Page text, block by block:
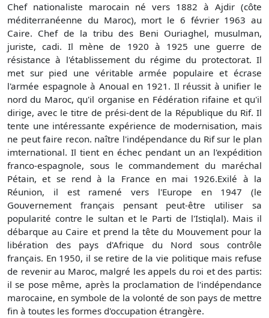
Chef nationaliste marocain né vers 1882 à Ajdir (côte
méditerranéenne du Maroc), mort le 6 février 1963 au
Caire. Chef de la tribu des Beni Ouriaghel, musulman,
juriste, cadi. Il mène de 1920 à 1925 une guerre de
résistance à l'établissement du régime du protectorat. Il
met sur pied une véritable armée populaire et écrase
l'armée espagnole à Anoual en 1921. Il réussit à unifier le
nord du Maroc, qu'il organise en Fédération rifaine et qu'il
dirige, avec le titre de prési-dent de la République du Rif. Il
tente une intéressante expérience de modernisation, mais
ne peut faire recon. naître l'indépendance du Rif sur le plan
imternational. Il tient en échec pendant un an l'expédition
franco-espagnole, sous le commandement du maréchal
Pétain, et se rend à la France en mai 1926.Exilé à la
Réunion, il est ramené vers l'Europe en 1947 (le
Gouvernement français pensant peut-être utiliser sa
popularité contre le sultan et le Parti de l'Istiqlal). Mais il
débarque au Caire et prend la tête du Mouvement pour la
libération des pays d'Afrique du Nord sous contrôle
français. En 1950, il se retire de la vie politique mais refuse
de revenir au Maroc, malgré les appels du roi et des partis:
il se pose même, après la proclamation de l'indépendance
marocaine, en symbole de la volonté de son pays de mettre
fin à toutes les formes d'occupation étrangère.